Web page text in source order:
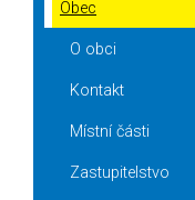
Obec
O obci
Kontakt
Místní části
Zastupitelstvo